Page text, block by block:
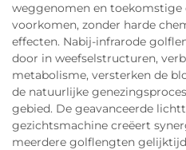
weggenomen en toekomstige
voorkomen, zonder harde
effecten. Nabij-infrarode
door in weefselstructuren,
metabolisme, versterken de
de natuurlijke
gebied. De geavanceerde
gezichtsmachine creëert
meerdere golflengten